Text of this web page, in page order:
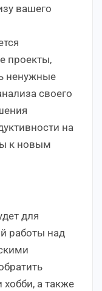
вашего
проекты,
ненужные
своего
на
к новым
для
работы над
а также